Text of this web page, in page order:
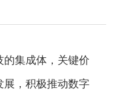
集成体，关键价
展，积极推动数字